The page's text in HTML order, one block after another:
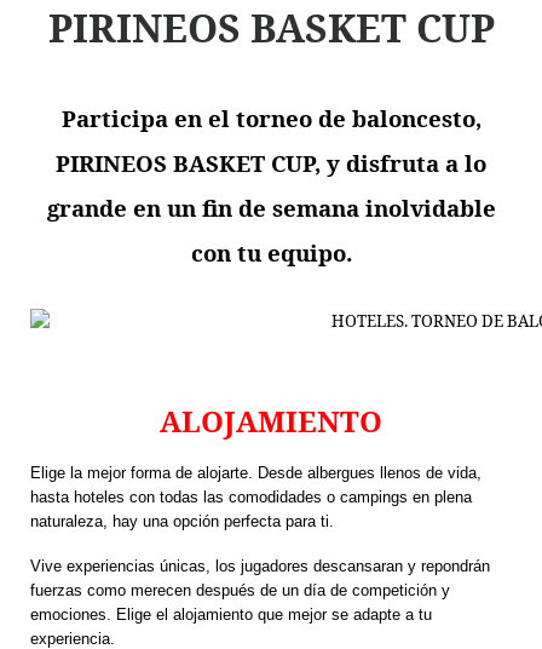
PIRINEOS BASKET CUP
Participa en el torneo de baloncesto,
PIRINEOS BASKET CUP, y disfruta a lo
grande en un fin de semana inolvidable
con tu equipo.
ALOJAMIENTO
Elige la mejor forma de alojarte. Desde albergues llenos de vida,
hasta hoteles con todas las comodidades o campings en plena
naturaleza, hay una opción perfecta para ti.
Vive experiencias únicas, los jugadores descansaran y repondrán
fuerzas como merecen después de un día de competición y
emociones. Elige el alojamiento que mejor se adapte a tu
experiencia.